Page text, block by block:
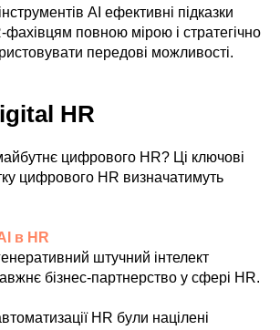
AI ефективні підказки
фахівцям повною мірою і стратегічно
передові можливості.
HR
цифрового HR? Ці ключові
цифрового HR визначатимуть
в HR
штучний інтелект
бізнес-партнерство у сфері HR.
HR були націлені